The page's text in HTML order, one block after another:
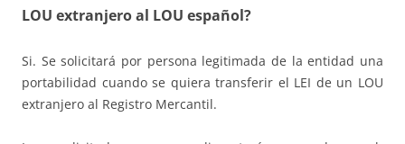
LOU extranjero al LOU español?
Si. Se solicitará por persona legitimada de la entidad una
portabilidad cuando se quiera transferir el LEI de un LOU
extranjero al Registro Mercantil.